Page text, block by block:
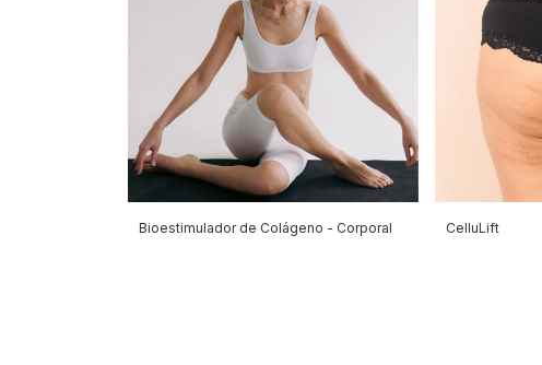
Bioestimulador de Colágeno - Corporal CelluLift